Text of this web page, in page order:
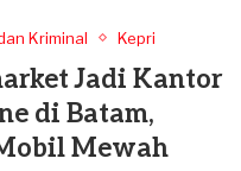
Kriminal Kepri
Jadi Kantor
di Batam,
Mewah